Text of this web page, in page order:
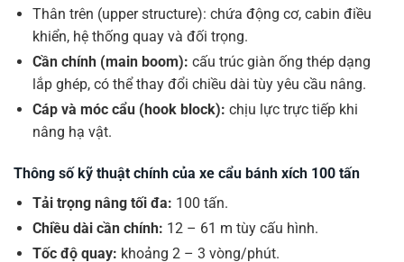
Thân trên (upper structure): chứa động cơ, cabin điều
khiển, hệ thống quay và đối trọng.
Cần chính (main boom): cấu trúc giàn ống thép dạng
lắp ghép, có thể thay đổi chiều dài tùy yêu cầu nâng.
Cáp và móc cẩu (hook block): chịu lực trực tiếp khi
nâng hạ vật.
Thông số kỹ thuật chính của xe cẩu bánh xích 100 tấn
Tải trọng nâng tối đa: 100 tấn.
Chiều dài cần chính: 12 – 61 m tùy cấu hình.
Tốc độ quay: khoảng 2 – 3 vòng/phút.